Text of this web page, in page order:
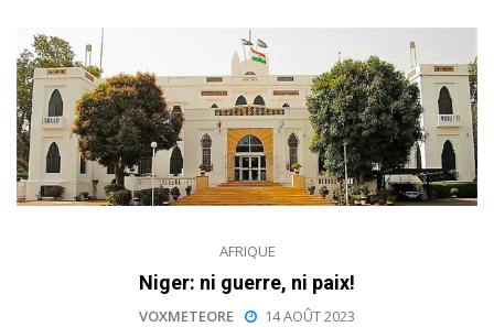
AFRIQUE
Niger: ni guerre, ni paix!
VOXMETEORE 14 AOÛT 2023